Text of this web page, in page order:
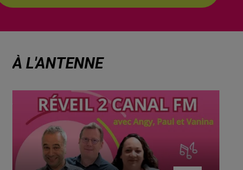
À L'ANTENNE